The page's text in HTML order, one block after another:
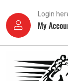
Login
My